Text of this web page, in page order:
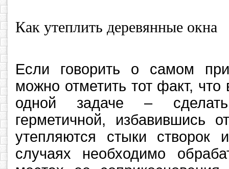
Как утеплить деревянные окна
Если говорить о самом
можно отметить тот факт, что
одной задаче –
герметичной, избавившись
утепляются стыки
случаях необходимо